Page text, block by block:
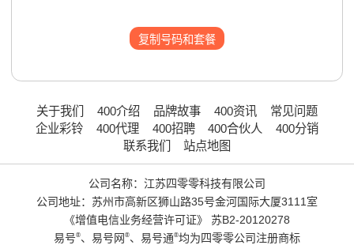
复制号码和套餐
关于我们 400介绍 品牌故事 400资讯
常见问题
企业彩铃
400代理 400招聘 400合伙人
400分销
联系我们
站点地图
公司名称：江苏四零零科技有限公司
公司地址：苏州市高新区狮山路35号金河国际大厦3111室
《增值电信业务经营许可证》
苏B2-20120278
易号®、易号网 ®、易号通®均为四零零公司注册商标